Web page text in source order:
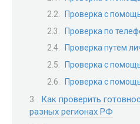
Проверка с
Проверка по
Проверка путем
Проверка с
Проверка с
Как проверить
разных регионах РФ